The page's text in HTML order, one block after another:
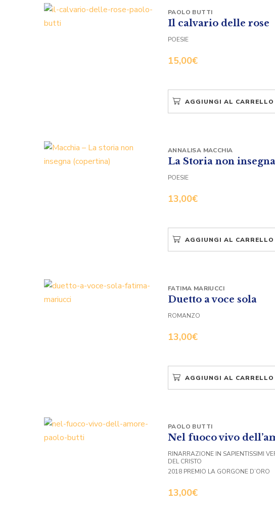
Il calvario delle rose
15,00€
PAOLO BUTTI
POESIE
AGGIUNGI AL CARRELLO
La Storia non insegna
13,00€
ANNALISA MACCHIA
POESIE
AGGIUNGI AL CARRELLO
Duetto a voce sola
13,00€
FATIMA MARIUCCI
ROMANZO
AGGIUNGI AL CARRELLO
Nel fuoco vivo
13,00€
PAOLO BUTTI
RINARRAZIONE IN SAPIENTISSIMI
DEL CRISTO
2018 PREMIO LA GORGONE D’ORO